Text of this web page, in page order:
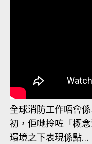
全球消防工作唔會
初，佢哋拎咗「概
環境之下表現係點…